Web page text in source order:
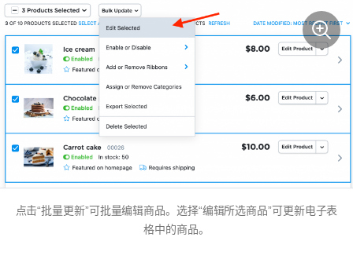
点击“批量更新”可批量编辑商品。选择“编辑所选商品”可更新电子表
格中的商品。